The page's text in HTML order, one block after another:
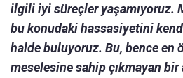
ilgili iyi süreçler yaşamıyoruz.
bu konudaki hassasiyetini
halde buluyoruz. Bu, bence en
meselesine sahip çıkmayan